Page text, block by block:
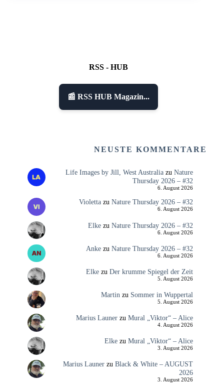
RSS - HUB
📰 RSS HUB Magazin...
NEUSTE KOMMENTARE
Life Images by Jill, West Australiazu Nature
Thursday 2026 – #32
6. August 2026
Violettazu Nature Thursday 2026 – #32
6. August 2026
Elkezu Nature Thursday 2026 – #32
6. August 2026
Ankezu Nature Thursday 2026 – #32
6. August 2026
Elkezu Der krumme Spiegel der Zeit
5. August 2026
Martin zu Sommer in Wuppertal
5. August 2026
Marius Launerzu Mural „Viktor“ – Alice
4. August 2026
Elkezu Mural „Viktor“ – Alice
3. August 2026
Marius Launerzu Black & White – AUGUST
2026
3. August 2026